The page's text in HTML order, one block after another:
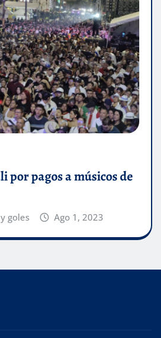
por pagos a músicos de
goles Ago 1, 2023